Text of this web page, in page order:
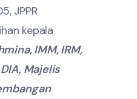
JPPR
kepala
IMM, IRM,
Majelis